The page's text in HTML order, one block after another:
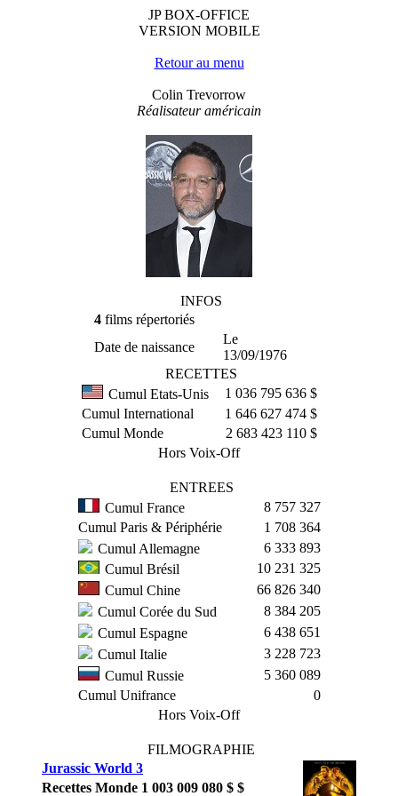
JP BOX-OFFICE
VERSION MOBILE
Retour au menu
Colin Trevorrow
Réalisateur américain
INFOS
4films répertoriés
Date de naissance
Le
13/09/1976
RECETTES
Cumul Etats-Unis
1 036 795 636 $
Cumul International
1 646 627 474 $
Cumul Monde
2 683 423 110 $
Hors Voix-Off
ENTREES
Cumul France
8 757 327
Cumul Paris & Périphérie
1 708 364
Cumul Allemagne
6 333 893
Cumul Brésil
10 231 325
Cumul Chine
66 826 340
Cumul Corée du Sud
8 384 205
Cumul Espagne
6 438 651
Cumul Italie
3 228 723
Cumul Russie
5 360 089
Cumul Unifrance
0
Hors Voix-Off
FILMOGRAPHIE
Jurassic World 3
Recettes Monde 1 003 009 080 $ $